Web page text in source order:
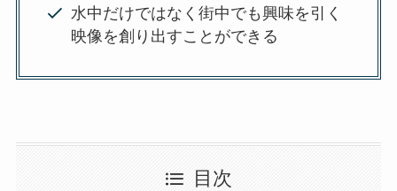
水中だけではなく街中でも興味を引く
映像を創り出すことができる
目次